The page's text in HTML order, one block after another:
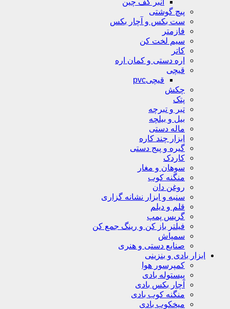
انبر کف چین
پیچ گوشتی
ست بکس و آچار بکس
فازمتر
سیم لخت کن
کاتر
اره دستی و کمان اره
قیچی
قیچیpvc
چکش
پتک
تبر و تبرچه
بیل و بیلچه
ماله دستی
ابزار چند کاره
گیره و پیج دستی
کاردک
سوهان و مغار
منگنه کوب
روغن دان
سنبه و ابزار نشانه گزاری
قلم و دیلم
گریس پمپ
فیلتر باز کن و رینگ جمع کن
سمپاش
صنایع دستی و هنری
ابزار بادی و بنزینی
کمپرسور هوا
پیستوله بادی
آچار بکس بادی
منگنه کوب بادی
میخکوب بادی